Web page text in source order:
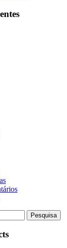
Pesquisa